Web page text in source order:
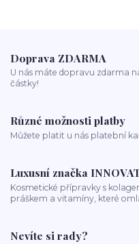
ionizace při fénování
Doprava ZDARMA
U nás máte dopravu zdarma
částky!
Různé možnosti platby
Můžete platit u nás platební
Luxusní značka
Kosmetické přípravky s
práškem a vitamíny, které
Nevíte si rady?